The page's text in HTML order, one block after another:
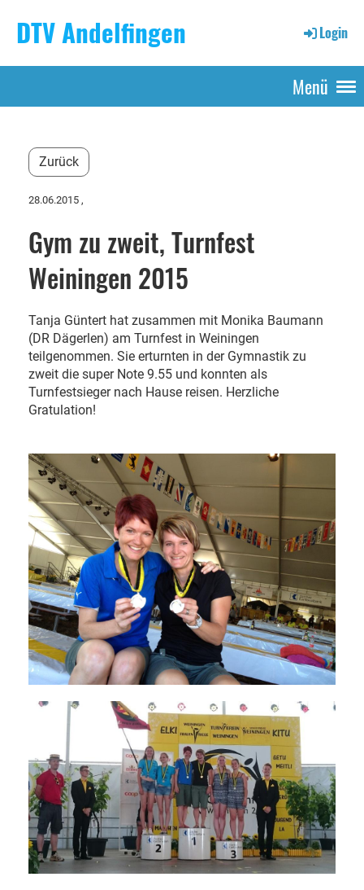
DTV Andelfingen Login
Menü
Zurück
28.06.2015 ,
Gym zu zweit, Turnfest
Weiningen 2015
Tanja Güntert hat zusammen mit Monika Baumann
(DR Dägerlen) am Turnfest in Weiningen
teilgenommen. Sie erturnten in der Gymnastik zu
zweit die super Note 9.55 und konnten als
Turnfestsieger nach Hause reisen. Herzliche
Gratulation!